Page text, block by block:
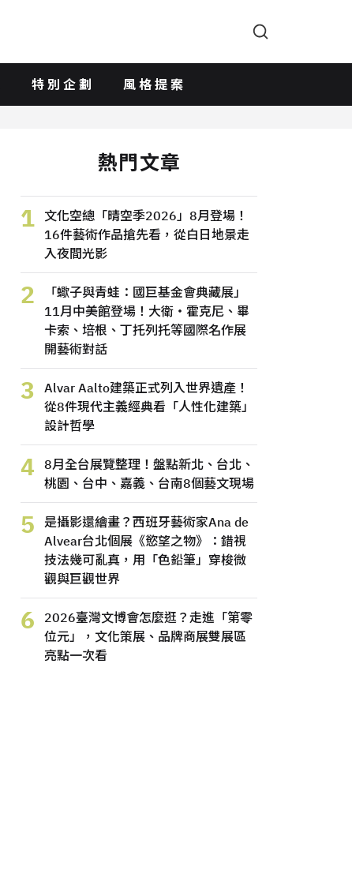
特別企劃 風格提案
熱門文章
1
文化空總「晴空季2026」8月登場！
16件藝術作品搶先看，從白日地景走
入夜間光影
2
「蠍子與青蛙：國巨基金會典藏展」
11月中美館登場！大衛・霍克尼、畢
卡索、培根、丁托列托等國際名作展
開藝術對話
3
Alvar Aalto建築正式列入世界遺產！
從8件現代主義經典看「人性化建築」
設計哲學
4
8月全台展覽整理！盤點新北、台北、
桃園、台中、嘉義、台南8個藝文現場
5
是攝影還繪畫？西班牙藝術家Ana de
Alvear台北個展《慾望之物》：錯視
技法幾可亂真，用「色鉛筆」穿梭微
觀與巨觀世界
6
2026臺灣文博會怎麼逛？走進「第零
位元」，文化策展、品牌商展雙展區
亮點一次看